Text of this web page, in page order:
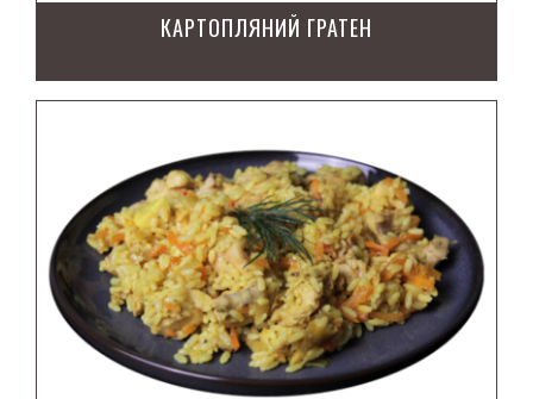
КАРТОПЛЯНИЙ ГРАТЕН